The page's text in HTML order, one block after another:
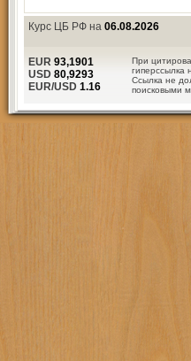
Курс ЦБ РФ на 06.08.2026
При
гиперссылка
Ссылка не
поисковыми
EUR 93,1901
USD 80,9293
EUR/USD 1.16